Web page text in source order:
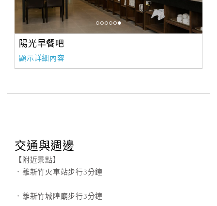
陽光早餐吧
顯示詳細內容
交通與週邊
【附近景點】
．離新竹火車站步行3分鐘
．離新竹城隍廟步行3分鐘